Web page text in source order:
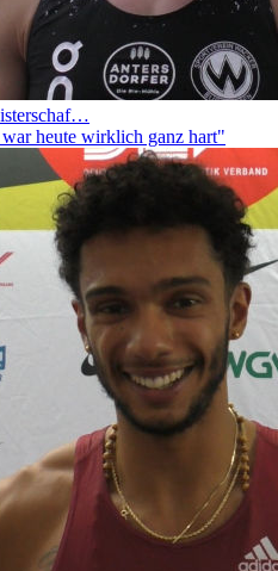
heute wirklich ganz hart"